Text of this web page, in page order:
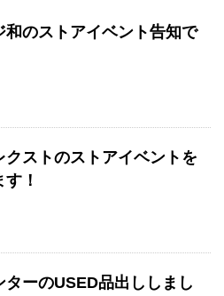
和のストアイベント告知で
クストのストアイベントを
！
ターのUSED品出ししまし